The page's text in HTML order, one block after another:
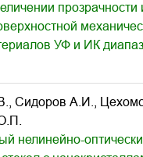
прозрачности
УФ и ИК
Сидоров А.И.,
нелинейно-